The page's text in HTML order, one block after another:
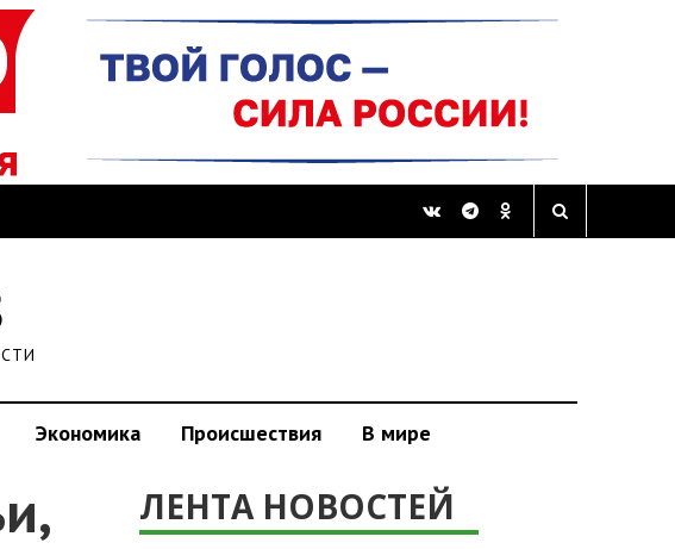
Экономика Происшествия В мире
ЛЕНТА НОВОСТЕЙ